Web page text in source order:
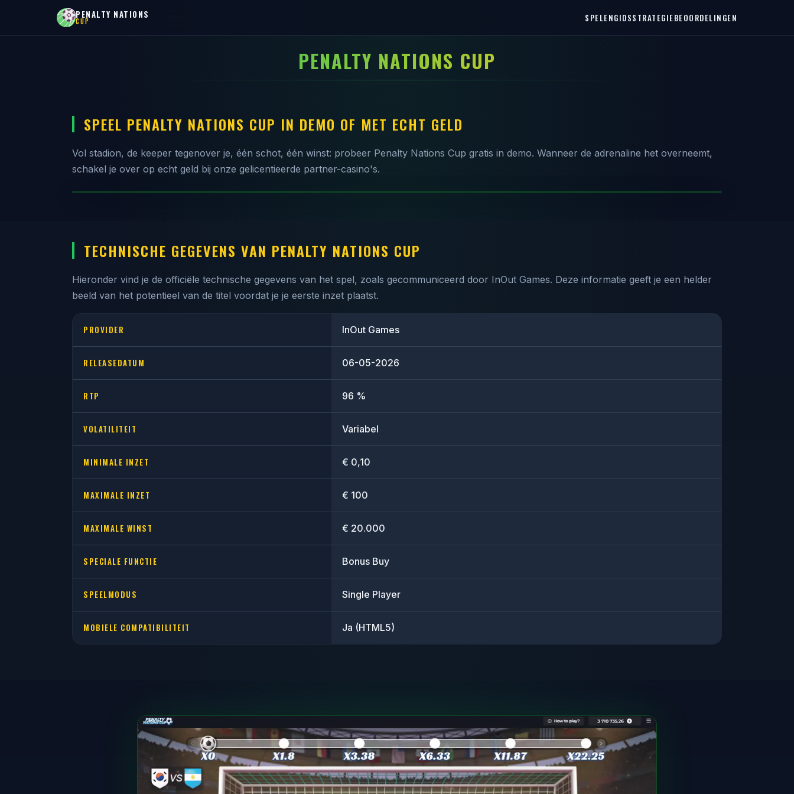
PENALTY NATIONS
CUP SPELENGIDSSTRATEGIEBEOORDELINGEN
PENALTY NATIONS CUP
SPEEL PENALTY NATIONS CUP IN DEMO OF MET ECHT GELD
Vol stadion, de keeper tegenover je, één schot, één winst: probeer Penalty Nations Cup gratis in demo. Wanneer de adrenaline het overneemt,
schakel je over op echt geld bij onze gelicentieerde partner-casino's.
🎮 GRATIS SPELEN
TECHNISCHE GEGEVENS VAN PENALTY NATIONS CUP
Hieronder vind je de officiële technische gegevens van het spel, zoals gecommuniceerd door InOut Games. Deze informatie geeft je een helder
beeld van het potentieel van de titel voordat je je eerste inzet plaatst.
PROVIDER InOut Games
RELEASEDATUM 06-05-2026
RTP 96 %
VOLATILITEIT Variabel
MINIMALE INZET € 0,10
MAXIMALE INZET € 100
MAXIMALE WINST € 20.000
SPECIALE FUNCTIE Bonus Buy
SPEELMODUS Single Player
MOBIELE COMPATIBILITEIT Ja (HTML5)